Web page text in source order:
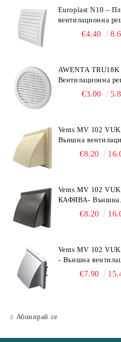
Europlast N10 –
вентилационна
153x148 mm
€4.40
AWENTA TRU18K –
Вентилационна
Ø150 mm, ABS
€3.00
Vents MV 102
Външна
решетка с
€8.20
Vents MV 102
КАФЯВА- Външна
вентилационна
€8.20
Vents MV 102
- Външна
решетка с
€7.90
Абонирай се